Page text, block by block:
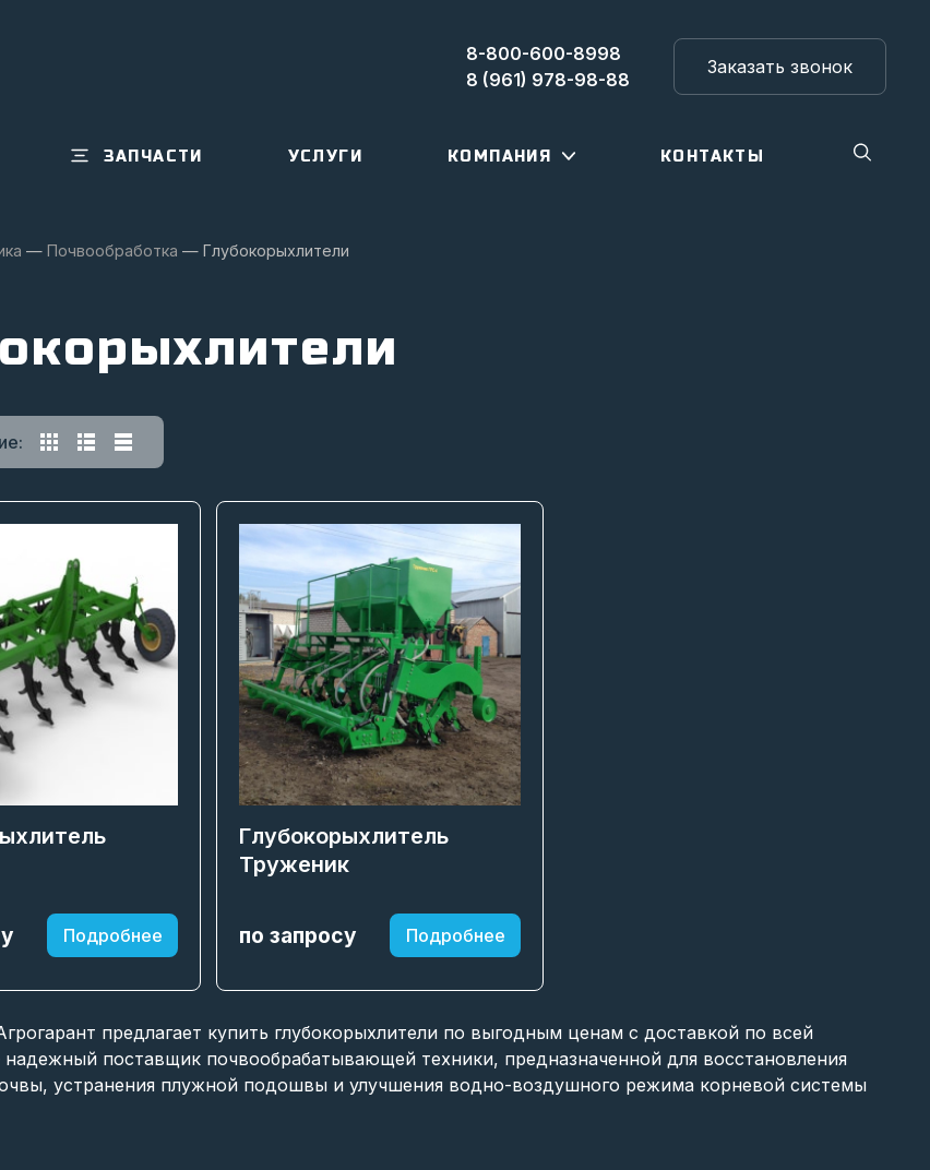
8-800-600-8998
8 (961) 978-98-88
Заказать звонок
ЗАПЧАСТИ УСЛУГИ КОМПАНИЯ КОНТАКТЫ
— Почвообработка — Глубокорыхлители
Подробнее
Глубокорыхлитель
Труженик
по запросу Подробнее
предлагает купить глубокорыхлители по выгодным ценам с доставкой по всей
поставщик почвообрабатывающей техники, предназначенной для восстановления
устранения плужной подошвы и улучшения водно-воздушного режима корневой системы